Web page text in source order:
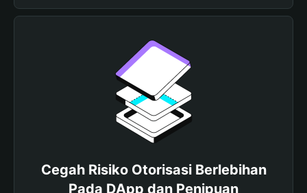
Cegah Risiko Otorisasi Berlebihan
Pada DApp dan Penipuan